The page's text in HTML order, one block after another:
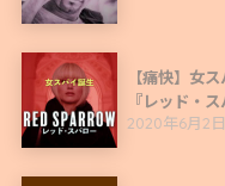
【痛快】女
『レッド・ス
2020年6月2日